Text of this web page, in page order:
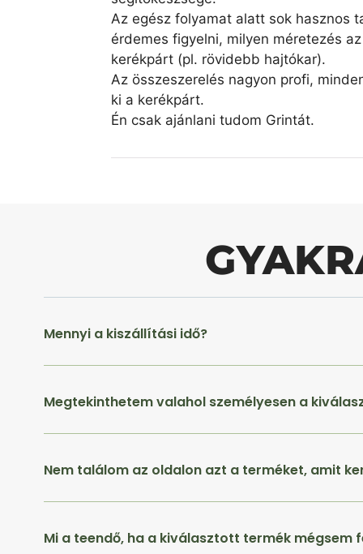
Az egész folyamat alatt sok hasznos
érdemes figyelni, milyen méretezés
kerékpárt (pl. rövidebb hajtókar).
Az összeszerelés nagyon profi,
ki a kerékpárt.
Én csak ajánlani tudom Grintát.
Mennyi a kiszállítási idő?
Megtekinthetem valahol személyesen a
Nem találom az oldalon azt a terméket, amit
Mi a teendő, ha a kiválasztott termék mégsem